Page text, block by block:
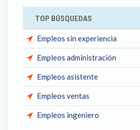
TOP BÚSQUEDAS
Empleos sin experiencia
Empleos administración
Empleos asistente
Empleos ventas
Empleos ingeniero